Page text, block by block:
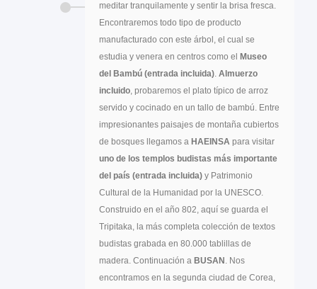
meditar tranquilamente y sentir la brisa fresca.
Encontraremos todo tipo de producto
manufacturado con este árbol, el cual se
estudia y venera en centros como el
Museo
del Bambú (entrada incluida). Almuerzo
incluido, probaremos el plato típico de arroz
servido y cocinado en un tallo de bambú. Entre
impresionantes paisajes de montaña cubiertos
de bosques llegamos a HAEINSA para visitar
uno de los templos budistas más importante
del país (entrada incluida) y Patrimonio
Cultural de la Humanidad por la UNESCO.
Construido en el año 802, aquí se guarda el
Tripitaka, la más completa colección de textos
budistas grabada en 80.000 tablillas de
madera. Continuación a BUSAN . Nos
encontramos en la segunda ciudad de Corea,